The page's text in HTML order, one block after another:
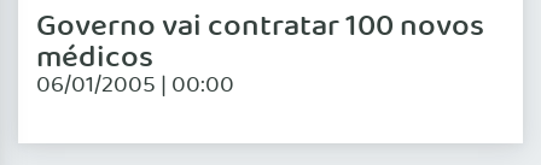
Governo vai contratar 100 novos
médicos
06/01/2005 | 00:00